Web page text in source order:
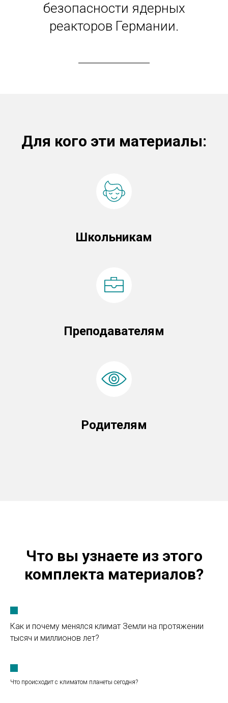
безопасности ядерных
реакторов Германии.
Для кого эти материалы:
Школьникам
Преподавателям
Родителям
Что вы узнаете из этого
комплекта материалов?
Как и почему менялся климат Земли на протяжении
тысяч и миллионов лет?
Что происходит с климатом планеты сегодня?